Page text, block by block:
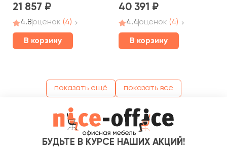
21 857
4.8оценок (4)
В корзину
40 391
4.4оценок (4)
В корзину
показать ещё показать все
БУДЬТЕ В КУРСЕ НАШИХ АКЦИЙ!